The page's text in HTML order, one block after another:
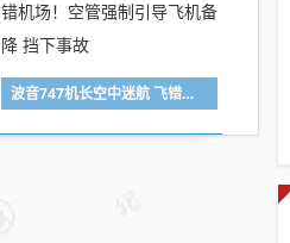
波音747机长空中迷航 飞错机场！空管强制引导飞机备降 挡下事故